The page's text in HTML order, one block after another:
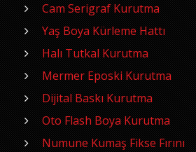
Cam Serigraf Kurutma
Yaş Boya Kürleme Hattı
Halı Tutkal Kurutma
Mermer Eposki Kurutma
Dijital Baskı Kurutma
Oto Flash Boya Kurutma
Numune Kumaş Fikse Fırını